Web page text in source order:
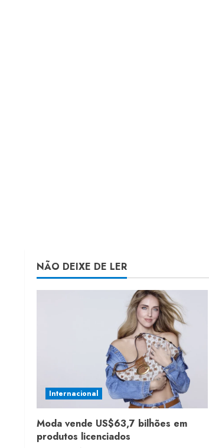
NÃO DEIXE DE LER
Internacional
Moda vende US$63,7 bilhões em
produtos licenciados